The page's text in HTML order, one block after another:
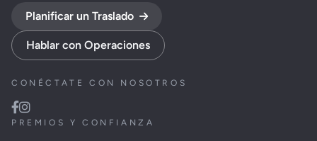
Planificar un Traslado
Hablar con Operaciones
CONÉCTATE CON NOSOTROS
PREMIOS Y CONFIANZA